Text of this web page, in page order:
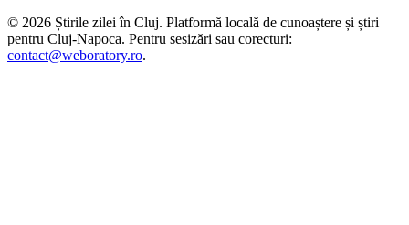
© 2026 Știrile zilei în Cluj. Platformă locală de cunoaștere și știri
pentru Cluj-Napoca. Pentru sesizări sau corecturi:
contact@weboratory.ro.